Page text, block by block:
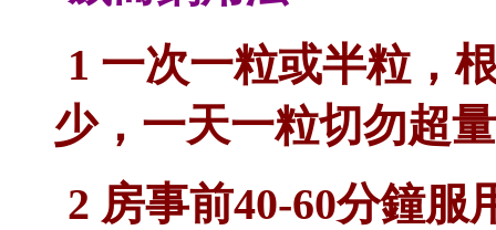
1 一次一粒或半粒，
少，一天一粒切勿超
2 房事前40-60分鐘